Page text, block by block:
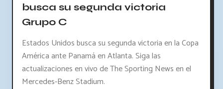
busca su segunda victoria
Grupo C
Estados Unidos busca su segunda victoria en la Copa
América ante Panamá en Atlanta. Siga las
actualizaciones en vivo de The Sporting News en el
Mercedes-Benz Stadium.